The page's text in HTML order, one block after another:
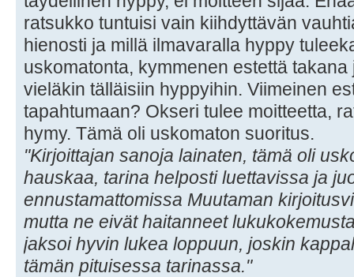
ratsukko tuntuisi vain kiihdyttävän
hienosti ja millä ilmavaralla hyppy
uskomatonta, kymmenen estettä
vieläkin tälläisiin hyppyihin. Viimeinen
tapahtumaan? Okseri tulee moitteetta,
hymy. Tämä oli uskomaton suoritus.
"Kirjoittajan sanoja lainaten, tämä oli
hauskaa, tarina helposti luettavissa ja
ennustamattomissa Muutaman
mutta ne eivät haitanneet
jaksoi hyvin lukea loppuun, joskin
tämän pituisessa tarinassa."